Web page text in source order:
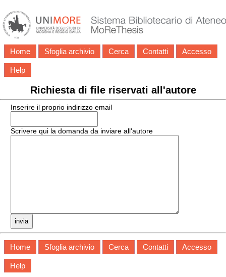
Home Sfoglia archivio Cerca Contatti Accesso
Help
Richiesta di file riservati all'autore
Inserire il proprio indirizzo email
Scrivere qui la domanda da inviare all'autore
Home Sfoglia archivio Cerca Contatti Accesso
Help